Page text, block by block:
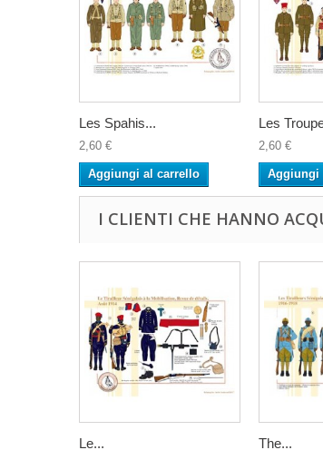
Les Spahis...
2,60 €
Aggiungi al carrello
Les
2,60 €
Aggiungi
I CLIENTI CHE HANNO
Le... The...